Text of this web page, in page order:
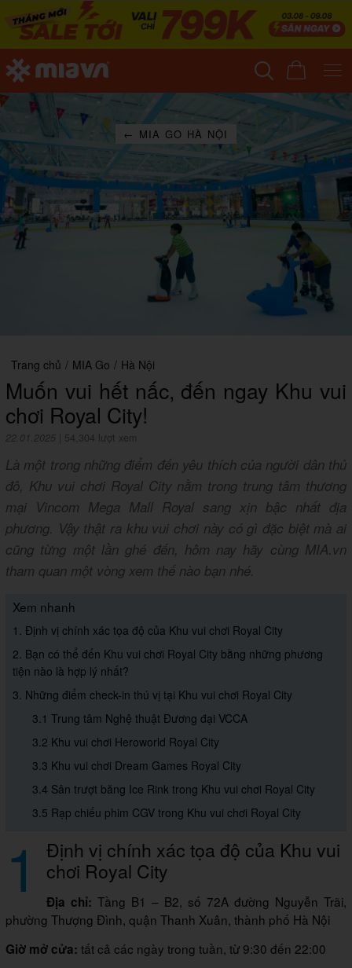
← MIA GO HÀ NỘI
Trang chủ / MIA Go / Hà Nội
Muốn vui hết nấc, đến ngay Khu vui
chơi Royal City!
22.01.2025 54,304 lượt xem
Là một trong những điểm đến yêu thích của người dân thủ
đô, Khu vui chơi Royal City nằm trong trung tâm thương
mại Vincom Mega Mall Royal sang xịn bậc nhất địa
phương. Vậy thật ra khu vui chơi này có gì đặc biệt mà ai
cũng từng một lần ghé đến, hôm nay hãy cùng MIA.vn
tham quan một vòng xem thế nào bạn nhé.
Xem nhanh
1. Định vị chính xác tọa độ của Khu vui chơi Royal City
2. Bạn có thể đến Khu vui chơi Royal City bằng những phương
tiện nào là hợp lý nhất?
3. Những điểm check-in thú vị tại Khu vui chơi Royal City
3.1 Trung tâm Nghệ thuật Đương đại VCCA
3.2 Khu vui chơi Heroworld Royal City
3.3 Khu vui chơi Dream Games Royal City
3.4 Sân trượt băng Ice Rink trong Khu vui chơi Royal City
3.5 Rạp chiếu phim CGV trong Khu vui chơi Royal City
1 Định vị chính xác tọa độ của Khu vui
chơi Royal City
Địa chỉ: Tầng B1 – B2, số 72A đường Nguyễn Trãi,
phường Thượng Đình, quận Thanh Xuân, thành phố Hà Nội
Giờ mở cửa: tất cả các ngày trong tuần, từ 9:30 đến 22:00